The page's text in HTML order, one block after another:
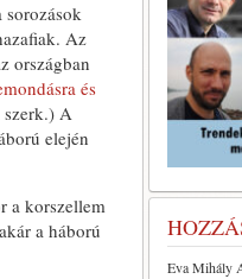
sorozások
Az
országban
és
szerk.) A
elején
a korszellem
a háború
Eva Mihály